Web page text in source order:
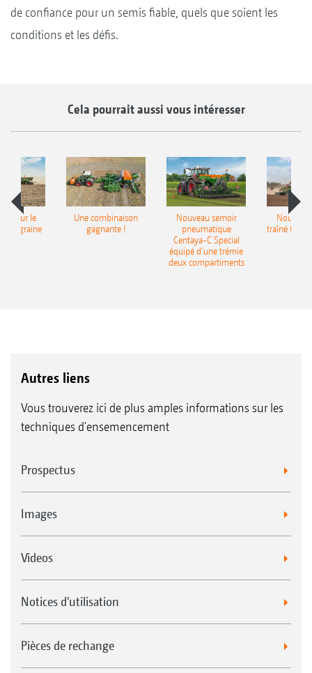
de confiance pour un semis fiable, quels que soient les
conditions et les défis.
Cela pourrait aussi vous intéresser
pour le
Une combinaison
gagnante !
Nouveau semoir
pneumatique
Centaya-C Special
équipé d’une trémie
deux compartiments
traîné
Autres liens
Vous trouverez ici de plus amples informations sur les
techniques d'ensemencement
Prospectus
Images
Videos
Notices d'utilisation
Pièces de rechange